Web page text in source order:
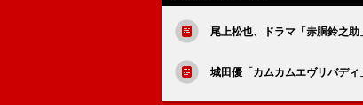
尾上松也、ドラマ「赤胴鈴之
城田優「カムカムエヴリバデ